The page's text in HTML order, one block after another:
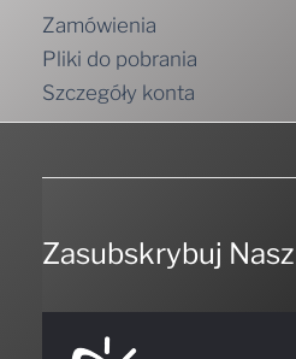
Zamówienia
Pliki do pobrania
Szczegóły konta
Zasubskrybuj